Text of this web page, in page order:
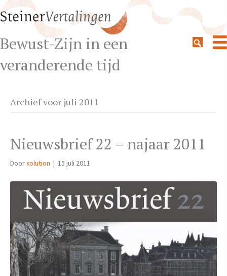
Bewust-Zijn in een
veranderende tijd
Archief voor juli 2011
Nieuwsbrief 22 – najaar 2011
Doorxolution | 15 juli 2011